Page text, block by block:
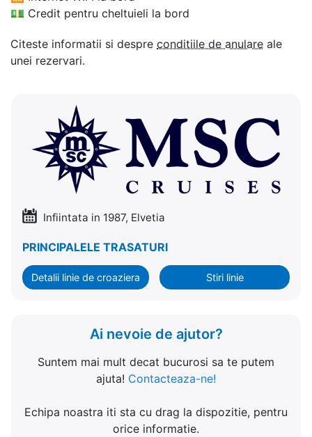
💵 Credit pentru cheltuieli la bord
Citeste informatii si despre conditiile de anulare ale
unei rezervari.
Infiintata in 1987, Elvetia
PRINCIPALELE TRASATURI
Detalii linie de croaziera Stiri linie
Ai nevoie de ajutor?
Suntem mai mult decat bucurosi sa te putem
ajuta! Contacteaza-ne!
Echipa noastra iti sta cu drag la dispozitie, pentru
orice informatie.